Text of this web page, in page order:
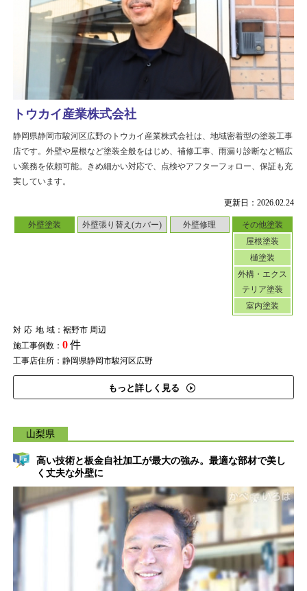
更新日：2026.02.24
外壁塗装 外壁張り替え(カバー) 外壁修理
その他塗装
屋根塗装
樋塗装
外構・エクス
テリア塗装
室内塗装
対応地域：裾野市 周辺
施工事例数： 0件
工事店住所：静岡県静岡市駿河区広野
もっと詳しく見る
トウカイ産業株式会社
静岡県静岡市駿河区広野のトウカイ産業株式会社は、地域密着型の塗装工事
店です。外壁や屋根など塗装全般をはじめ、補修工事、雨漏り診断など幅広
い業務を依頼可能。きめ細かい対応で、点検やアフターフォロー、保証も充
実しています。
山梨県
高い技術と板金自社加工が最大の強み。最適な部材で美し
く丈夫な外壁に